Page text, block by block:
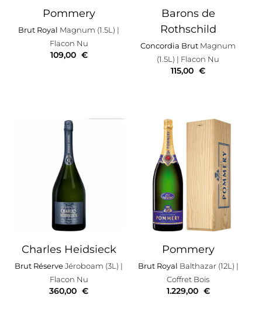
Pommery
Brut Royal Magnum (1.5L) |
Flacon Nu
109,00 €
Barons de
Rothschild
Concordia Brut Magnum
(1.5L) | Flacon Nu
115,00 €
Charles Heidsieck
Brut RéserveJéroboam (3L) |
Flacon Nu
360,00 €
Pommery
Brut Royal Balthazar (12L) |
Coffret Bois
1.229,00 €